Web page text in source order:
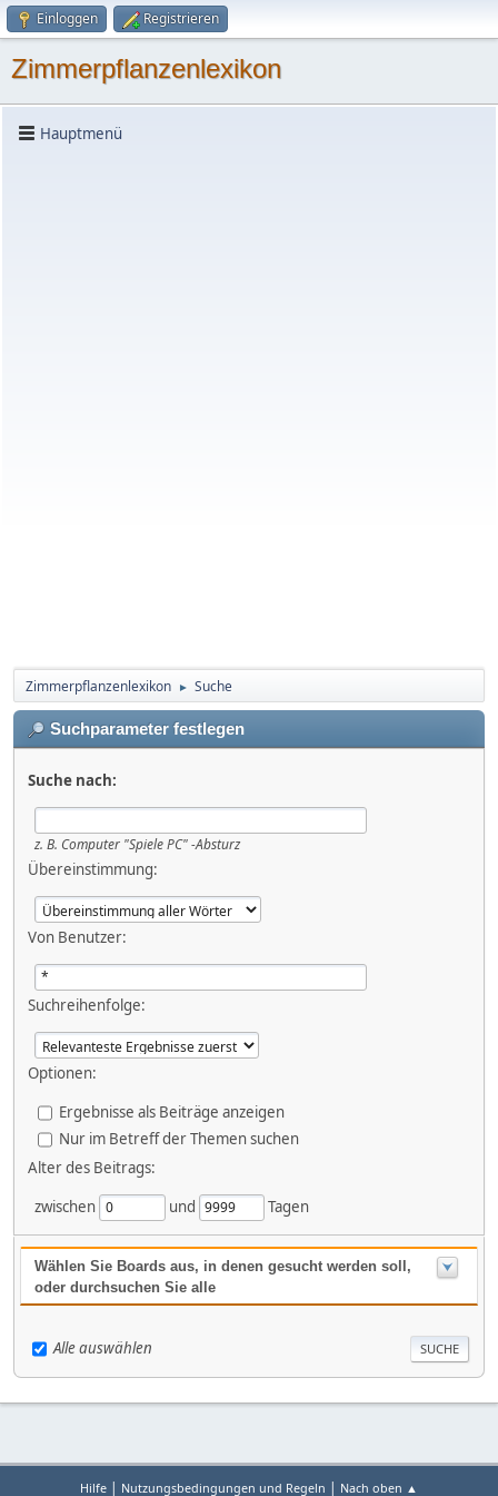
Einloggen Registrieren
Zimmerpflanzenlexikon
Hauptmenü
Zimmerpflanzenlexikon ► Suche
Suchparameter festlegen
Suche nach:
z. B. Computer "Spiele PC" -Absturz
Übereinstimmung:
Von Benutzer:
Suchreihenfolge:
Optionen:
Ergebnisse als Beiträge anzeigen
Nur im Betreff der Themen suchen
Alter des Beitrags:
zwischen
und Tagen
Wählen Sie Boards aus, in denen gesucht werden soll,
oder durchsuchen Sie alle
Alle auswählen
Hilfe | Nutzungsbedingungen und Regeln | Nach oben ▲